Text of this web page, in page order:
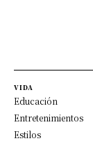
VIDA
Educación
Entretenimientos
Estilos